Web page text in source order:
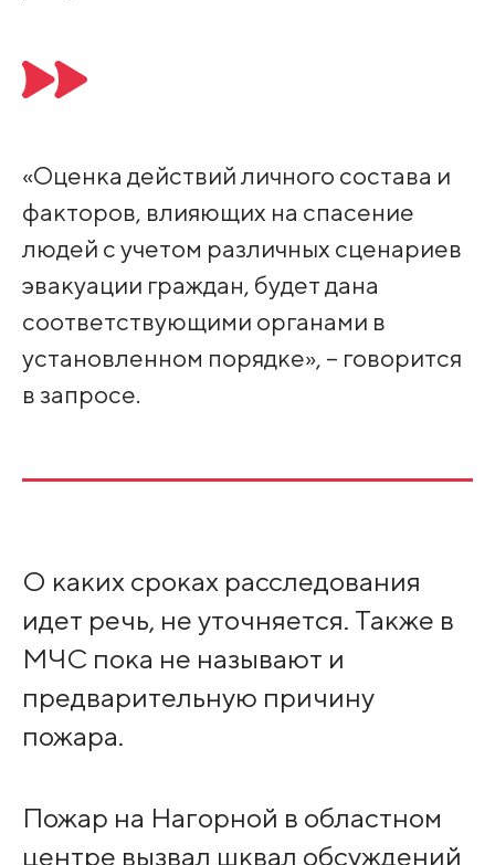
«Оценка действий личного состава и
факторов, влияющих на спасение
людей с учетом различных сценариев
эвакуации граждан, будет дана
соответствующими органами в
установленном порядке», – говорится
в запросе.
О каких сроках расследования
идет речь, не уточняется. Также в
МЧС пока не называют и
предварительную причину
пожара.
Пожар на Нагорной в областном
центре вызвал шквал обсуждений